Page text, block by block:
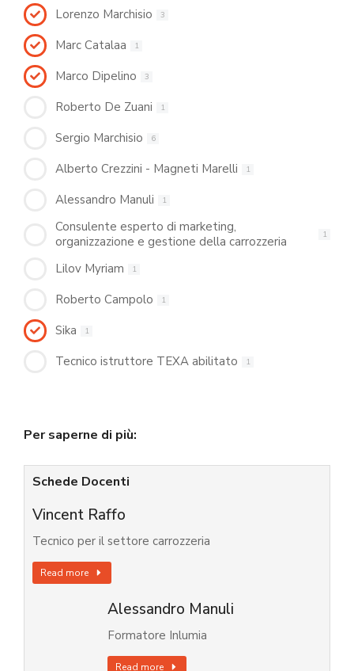
Lorenzo Marchisio 3
Marc Catalaa 1
Marco Dipelino 3
Roberto De Zuani 1
Sergio Marchisio 6
Alberto Crezzini - Magneti Marelli 1
Alessandro Manuli 1
Consulente esperto di marketing,
organizzazione e gestione della carrozzeria
1
Lilov Myriam 1
Roberto Campolo 1
Sika 1
Tecnico istruttore TEXA abilitato 1
Per saperne di più:
Schede Docenti
Vincent Raffo
Tecnico per il settore carrozzeria
Read more
Alessandro Manuli
Formatore Inlumia
Read more